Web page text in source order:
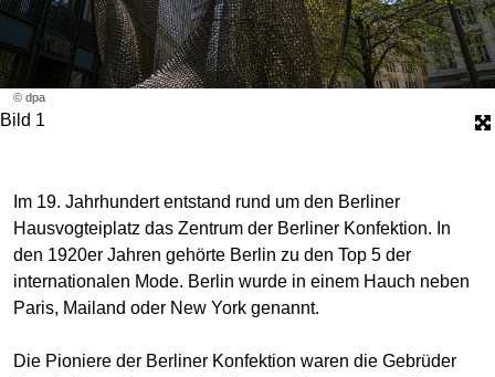
© dpa
Bild 1
Im 19. Jahrhundert entstand rund um den Berliner
Hausvogteiplatz das Zentrum der Berliner Konfektion. In
den 1920er Jahren gehörte Berlin zu den Top 5 der
internationalen Mode. Berlin wurde in einem Hauch neben
Paris, Mailand oder New York genannt.
Die Pioniere der Berliner Konfektion waren die Gebrüder